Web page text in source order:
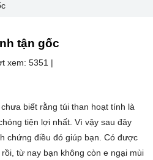
tận gốc
xem: 5351 |
biết rằng túi than hoạt tính là
tiện lợi nhất. Vì vậy sau đây
chứng điều đó giúp bạn. Có được
từ nay bạn không còn e ngại mùi